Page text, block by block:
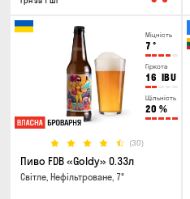
Міцність
7 °
Гіркота
16 IBU
Щільність
20 %
(30)
Пиво FDB «Goldy» 0.33л
Світле, Нефільтроване, 7°